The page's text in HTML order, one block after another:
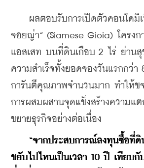
ผลตอบรับการเปิดตัวคอนโดมิเ
จอยญ่า” (Siamese Gioia) โครงก
แอสเสท บนที่ดินเกือบ 2 ไร่ ย่าน
ความสำเร็จทั้งยอดจองวันแรกกว่า
การันตีคุณภาพจำนวนมาก ทำให้ข
การผสมผสานจุดแข็งสร้างความแ
ขยายธุรกิจอย่างต่อเนื่อง
“จากประสบการณ์ลงทุนซื้อที่
ขยับไปไหนเป็นเวลา 10 ปี เทียบ